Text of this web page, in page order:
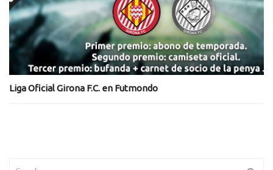
Liga Oficial Girona F.C. en Futmondo